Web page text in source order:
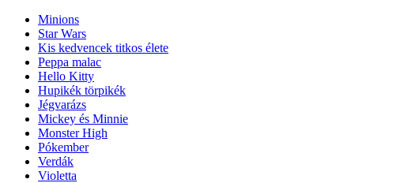
Minions
Star Wars
Kis kedvencek titkos élete
Peppa malac
Hello Kitty
Hupikék törpikék
Jégvarázs
Mickey és Minnie
Monster High
Pókember
Verdák
Violetta